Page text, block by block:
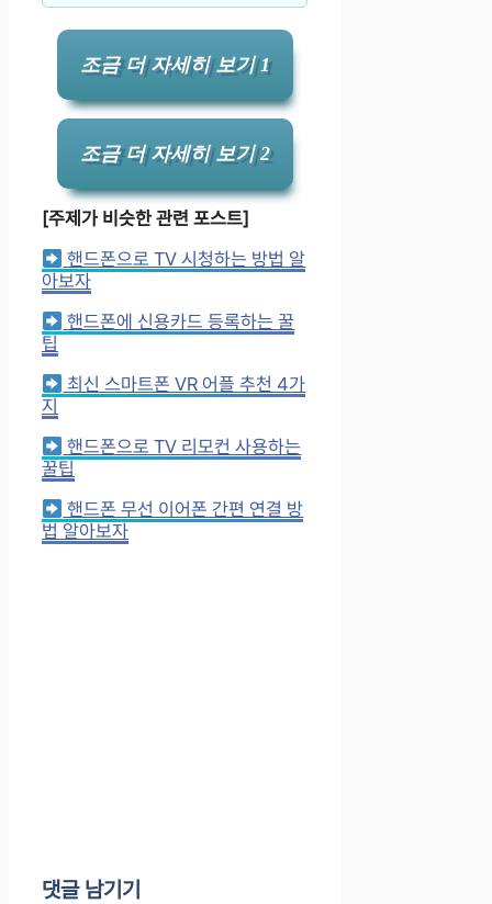
조금 더 자세히 보기 1
조금 더 자세히 보기 2
[주제가 비슷한 관련 포스트]
핸드폰으로 TV 시청하는 방법 알
아보자
핸드폰에 신용카드 등록하는 꿀
팁
최신 스마트폰 VR 어플 추천 4가
지
핸드폰으로 TV 리모컨 사용하는
꿀팁
핸드폰 무선 이어폰 간편 연결 방
법 알아보자
댓글 남기기